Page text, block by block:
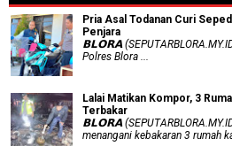
Pria Asal Todanan Curi
Penjara
𝗕𝗟𝗢𝗥𝗔
Polres Blora ...
Lalai Matikan Kompor, 3
Terbakar
𝗕𝗟𝗢𝗥𝗔
menangani kebakaran 3 rumah